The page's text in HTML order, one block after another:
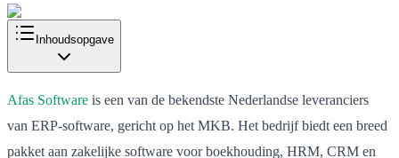
Inhoudsopgave
Afas Software is een van de bekendste Nederlandse leveranciers
van ERP-software, gericht op het MKB. Het bedrijf biedt een breed
pakket aan zakelijke software voor boekhouding, HRM, CRM en